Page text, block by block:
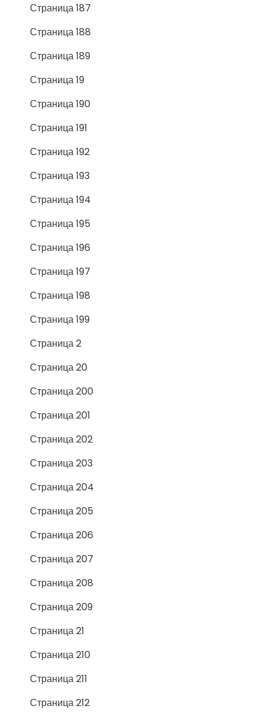
Страница 187
Страница 188
Страница 189
Страница 19
Страница 190
Страница 191
Страница 192
Страница 193
Страница 194
Страница 195
Страница 196
Страница 197
Страница 198
Страница 199
Страница 2
Страница 20
Страница 200
Страница 201
Страница 202
Страница 203
Страница 204
Страница 205
Страница 206
Страница 207
Страница 208
Страница 209
Страница 21
Страница 210
Страница 211
Страница 212